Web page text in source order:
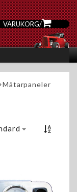
VARUKORG/
0
Mätarpaneler